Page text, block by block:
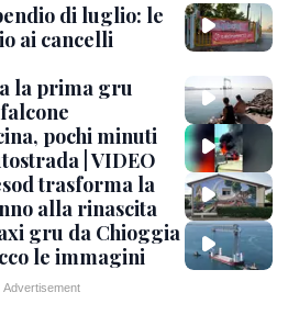
di luglio: le
ai cancelli
la prima gru
pochi minuti
| VIDEO
trasforma la
alla rinascita
gru da Chioggia
le immagini